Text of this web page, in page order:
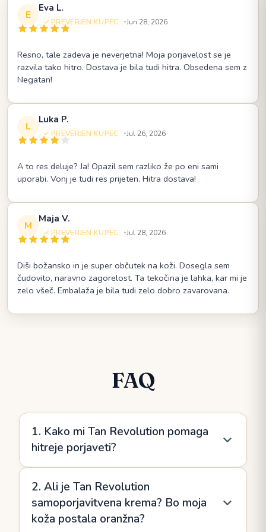
E
Eva L.
PREVERJEN KUPEC •Jun 28, 2026
Resno, tale zadeva je neverjetna! Moja porjavelost se je
razvila tako hitro. Dostava je bila tudi hitra. Obsedena sem z
Negatan!
L
Luka P.
PREVERJEN KUPEC •Jul 26, 2026
A to res deluje? Ja! Opazil sem razliko že po eni sami
uporabi. Vonj je tudi res prijeten. Hitra dostava!
M
Maja V.
PREVERJEN KUPEC •Jul 28, 2026
Diši božansko in je super občutek na koži. Dosegla sem
čudovito, naravno zagorelost. Ta tekočina je lahka, kar mi je
zelo všeč. Embalaža je bila tudi zelo dobro zavarovana.
FAQ
1. Kako mi Tan Revolution pomaga
hitreje porjaveti?
karoten, ki podpirajo proizvodnjo melanina in
pomagajo vaši koži, da se bolj učinkovito odzove
na izpostavljanje soncu. To pomeni globljo, bolj
2. Ali je Tan Revolution
samoporjavitvena krema? Bo moja
koža postala oranžna?